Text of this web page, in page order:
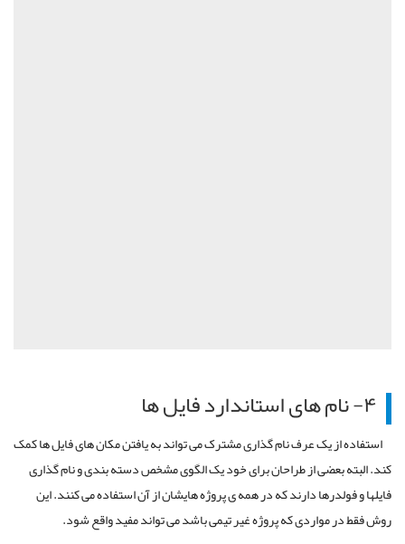
۴- نام های استاندارد فایل ها
استفاده از یک عرف نام گذاری مشترک می تواند به یافتن مکان های فایل ها کمک
کند. البته بعضی از طراحان برای خود یک الگوی مشخص دسته بندی و نام گذاری
فایلها و فولدرها دارند که در همه ی پروژه هایشان از آن استفاده می کنند. این
روش فقط در مواردی که پروژه غیر تیمی باشد می تواند مفید واقع شود.